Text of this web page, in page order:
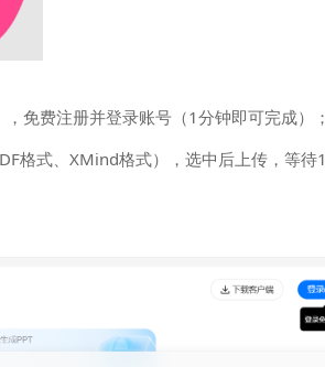
免费注册并登录账号（1分钟即可完成）
格式、XMind格式），选中后上传，等待